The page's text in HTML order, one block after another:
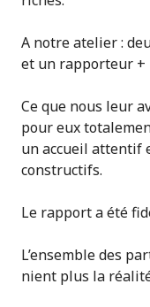
A notre atelier :
et un rapporteur +
Ce que nous leur
pour eux
un accueil attentif
constructifs.
Le rapport a été
L’ensemble des
nient plus la